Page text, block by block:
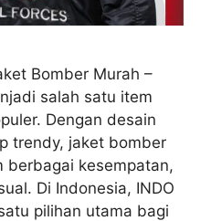
Bomber Murah –
salah satu item
Dengan desain
trendy, jaket bomber
berbagai kesempatan,
Di Indonesia, INDO
pilihan utama bagi